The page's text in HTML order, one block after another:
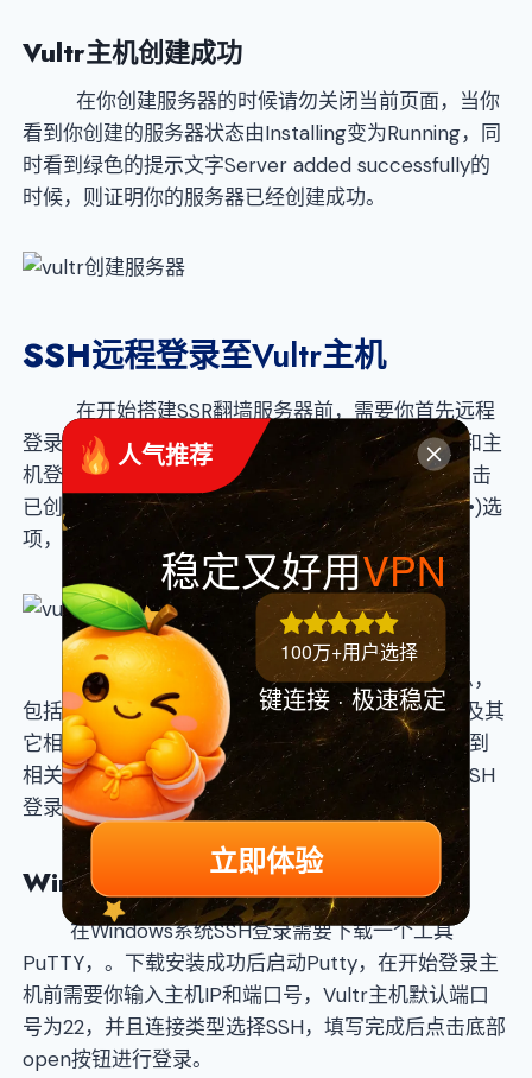
Vultr主机创建成功
在你创建服务器的时候请勿关闭当前页面，当你
看到你创建的服务器状态由Installing变为Running，同
时看到绿色的提示文字Server added successfully的
时候，则证明你的服务器已经创建成功。
SSH远程登录至Vultr主机
在开始搭建SSR翻墙服务器前，需要你首先远程
登录至你的VPS主机，而在登录时需要你的主机IP和主
机登录密码。因此需要你登录至Vultr管理后台，点击
已创建好的服务器名称，或者点击右侧更多操作(•••)选
项，点击Server Details查看主机配置。
在主机详情页面可以看到主机的相关配置信息，
包括机房位置、主机IP、用户名、主机访问密码以及其
它相关配置，而通过SSH远程登录Vultr主机需要用到
相关的信息，以下分别是Windows和macOS系统SSH
登录教程。
Windows SSH 远程登录主机
在Windows系统SSH登录需要下载一个工具
PuTTY，。下载安装成功后启动Putty，在开始登录主
机前需要你输入主机IP和端口号，Vultr主机默认端口
号为22，并且连接类型选择SSH，填写完成后点击底部
open按钮进行登录。
人气推荐
稳定又好用VPN
100万+用户选择
键连接 · 极速稳定
立即体验